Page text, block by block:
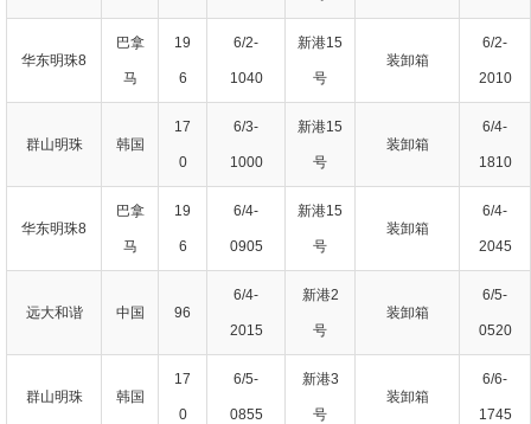
华东明珠8
巴拿
马
19
6
6/2-
1040
新港15
号
装卸箱
6/2-
2010
群山明珠 韩国
17
0
6/3-
1000
新港15
号
装卸箱
6/4-
1810
华东明珠8
巴拿
马
19
6
6/4-
0905
新港15
号
装卸箱
6/4-
2045
远大和谐 中国 96
6/4-
2015
新港2
号
装卸箱
6/5-
0520
群山明珠 韩国
17
0
6/5-
0855
新港3
号
装卸箱
6/6-
1745